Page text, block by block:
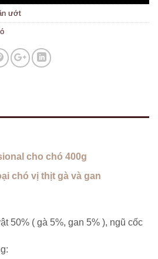
ướt
cho chó 400g
chó vị thịt gà và gan
50% ( gà 5%, gan 5% ), ngũ cốc